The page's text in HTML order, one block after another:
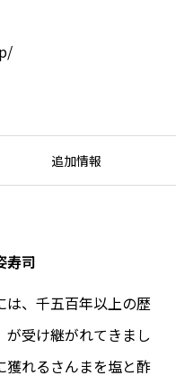
追加情報
寿司
、千五百年以上の歴
受け継がれてきまし
獲れるさんまを塩と酢